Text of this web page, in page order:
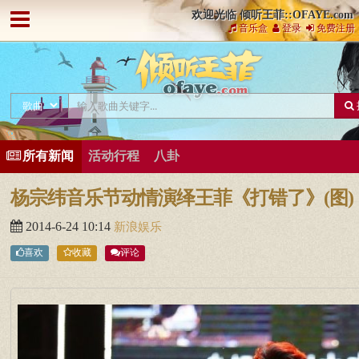
欢迎光临 倾听王菲::OFAYE.com
音乐盒 登录 免费注册
所有新闻 活动行程 八卦
杨宗纬音乐节动情演绎王菲《打错了》(图)
2014-6-24 10:14 新浪娱乐
喜欢 收藏 评论